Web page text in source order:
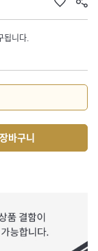
됩니다.
장바구니